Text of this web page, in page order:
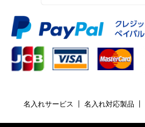
名入れサービス 名入れ対応製品